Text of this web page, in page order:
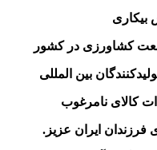
بیکاری
کشاورزی در کشور
بین المللی
کالای نامرغوب
فرزندان ایران عزیز .